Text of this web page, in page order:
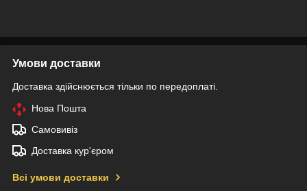
Умови доставки
Доставка здійснюється тільки по передоплаті.
Нова Пошта
Самовивіз
Доставка кур'єром
Всі умови доставки